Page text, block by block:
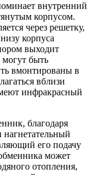
внутренний
корпусом.
через решетку,
корпуса
выходит
быть
вмонтированы в
вблизи
инфракрасный
благодаря
нагнетательный
его подачу
может
отопления,